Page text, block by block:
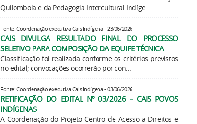
Quilombola e da Pedagogia Intercultural Indíge...
Fonte: Coordenação executiva Cais Indígena - 23/06/2026
CAIS DIVULGA RESULTADO FINAL DO PROCESSO
SELETIVO PARA COMPOSIÇÃO DA EQUIPE TÉCNICA
Classificação foi realizada conforme os critérios previstos
no edital; convocações ocorrerão por con...
Fonte: Coordenação executiva Cais Indígena - 03/06/2026
RETIFICAÇÃO DO EDITAL Nº 03/2026 – CAIS POVOS
INDÍGENAS
A Coordenação do Projeto Centro de Acesso a Direitos e